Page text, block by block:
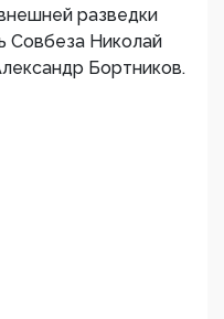
разведки
Совбеза Николай
Бортников.